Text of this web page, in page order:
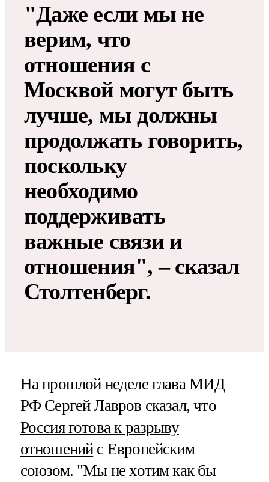
"Даже если мы не
верим, что
отношения с
Москвой могут быть
лучше, мы должны
продолжать говорить,
поскольку
необходимо
поддерживать
важные связи и
отношения", – сказал
Столтенберг.
На прошлой неделе глава МИД
РФ Сергей Лавров сказал, что
Россия готова к разрыву
отношенийс Европейским
союзом. "Мы не хотим как бы